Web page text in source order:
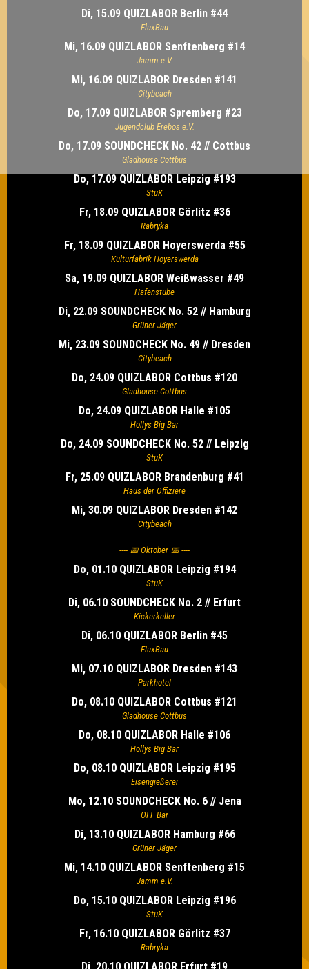
Di, 15.09 QUIZLABOR Berlin #44
FluxBau
Mi, 16.09 QUIZLABOR Senftenberg #14
Jamm e.V.
Mi, 16.09 QUIZLABOR Dresden #141
Citybeach
Do, 17.09 QUIZLABOR Spremberg #23
Jugendclub Erebos e.V.
Do, 17.09 SOUNDCHECK No. 42 // Cottbus
Gladhouse Cottbus
Do, 17.09 QUIZLABOR Leipzig #193
StuK
Fr, 18.09 QUIZLABOR Görlitz #36
Rabryka
Fr, 18.09 QUIZLABOR Hoyerswerda #55
Kulturfabrik Hoyerswerda
Sa, 19.09 QUIZLABOR Weißwasser #49
Hafenstube
Di, 22.09 SOUNDCHECK No. 52 // Hamburg
Grüner Jäger
Mi, 23.09 SOUNDCHECK No. 49 // Dresden
Citybeach
Do, 24.09 QUIZLABOR Cottbus #120
Gladhouse Cottbus
Do, 24.09 QUIZLABOR Halle #105
Hollys Big Bar
Do, 24.09 SOUNDCHECK No. 52 // Leipzig
StuK
Fr, 25.09 QUIZLABOR Brandenburg #41
Haus der Offiziere
Mi, 30.09 QUIZLABOR Dresden #142
Citybeach
---- 📅 Oktober 📅 ----
Do, 01.10 QUIZLABOR Leipzig #194
StuK
Di, 06.10 SOUNDCHECK No. 2 // Erfurt
Kickerkeller
Di, 06.10 QUIZLABOR Berlin #45
FluxBau
Mi, 07.10 QUIZLABOR Dresden #143
Parkhotel
Do, 08.10 QUIZLABOR Cottbus #121
Gladhouse Cottbus
Do, 08.10 QUIZLABOR Halle #106
Hollys Big Bar
Do, 08.10 QUIZLABOR Leipzig #195
Eisengießerei
Mo, 12.10 SOUNDCHECK No. 6 // Jena
OFF Bar
Di, 13.10 QUIZLABOR Hamburg #66
Grüner Jäger
Mi, 14.10 QUIZLABOR Senftenberg #15
Jamm e.V.
Do, 15.10 QUIZLABOR Leipzig #196
StuK
Fr, 16.10 QUIZLABOR Görlitz #37
Rabryka